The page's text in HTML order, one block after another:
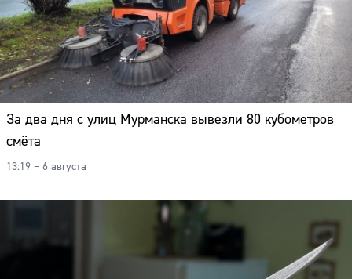
За два дня с улиц Мурманска вывезли 80 кубометров
смёта
13:19 – 6 августа